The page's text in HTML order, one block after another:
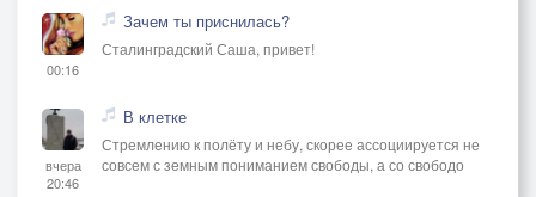
00:16
Зачем ты приснилась?
Сталинградский Саша, привет!
вчера
20:46
В клетке
Стремлению к полёту и небу, скорее ассоциируется не
совсем с земным пониманием свободы, а со свободо